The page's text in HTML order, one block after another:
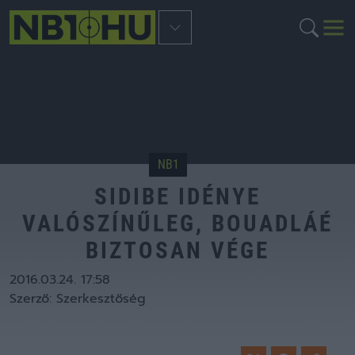
NB1
SIDIBE IDÉNYE
VALÓSZÍNŰLEG, BOUADLÁÉ
BIZTOSAN VÉGE
2016.03.24. 17:58
Szerző: Szerkesztőség